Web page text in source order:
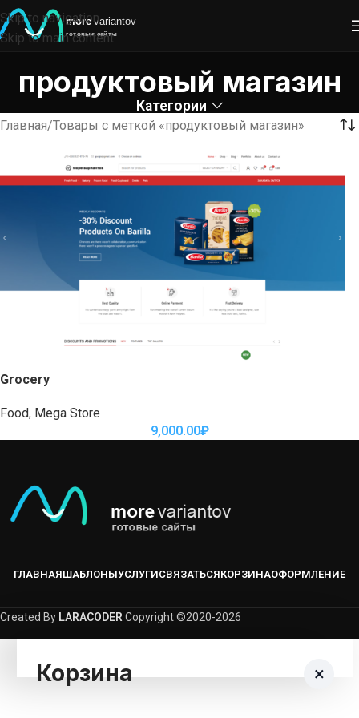
Skip to navigation
Skip to main content
продуктовый магазин
Категории
Главная Товары с меткой «продуктовый магазин»
Grocery
Food, Mega Store
9,000.00₽
ГЛАВНАЯШАБЛОНЫУСЛУГИСВЯЗАТЬСЯКОРЗИНАОФОРМЛЕНИЕ
Created By LARACODERCopyright ©2020-2026
Корзина ×